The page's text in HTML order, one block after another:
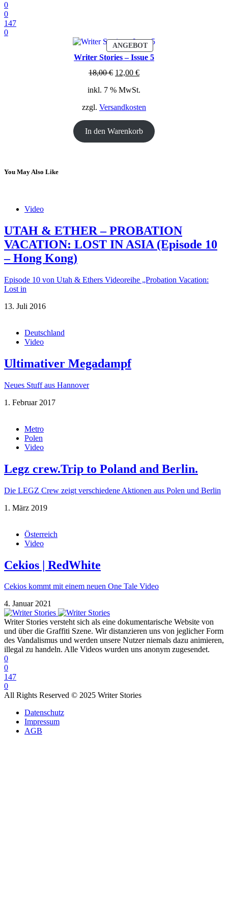
0
0
147
0
ANGEBOTPRODUKT
IM
ANGEBOT
Writer Stories – Issue 5
18,00€ Ursprünglicher
war:
12,00 €Aktueller
ist:
inkl. 7 % MwSt.
zzgl. Versandkosten
In den Warenkorb
You May Also Like
Video
UTAH & ETHER – PROBATION
VACATION: LOST IN ASIA (Episode 10
– Hong Kong)
Episode 10 von Utah & Ethers Videoreihe „Probation Vacation:
Lost in
13. Juli 2016
Deutschland
Video
Ultimativer Megadampf
Neues Stuff aus Hannover
1. Februar 2017
Metro
Polen
Video
Legz crew.Trip to Poland and Berlin.
Die LEGZ Crew zeigt verschiedene Aktionen aus Polen und Berlin
1. März 2019
Österreich
Video
Cekios | RedWhite
Cekios kommt mit einem neuen One Tale Video
4. Januar 2021
Writer Stories versteht sich als eine dokumentarische Website von
und über die Graffiti Szene. Wir distanzieren uns von jeglicher Form
des Vandalismus und werden unsere Nutzer niemals dazu animieren,
illegal zu handeln. Alle Videos wurden uns anonym zugesendet.
0
0
147
0
All Rights Reserved © 2025 Writer Stories
Datenschutz
Impressum
AGB